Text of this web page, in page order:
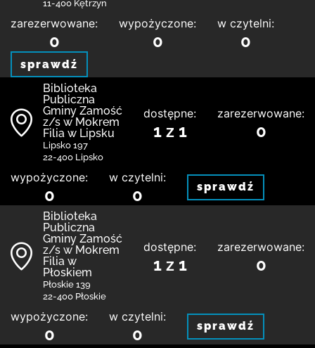
11-400 Kętrzyn
zarezerwowane:
0
wypożyczone:
0
w czytelni:
0
sprawdź
Biblio­teka
Publiczna
Gminy Zamość
z/s w Mokrem
Filia w Lipsku
Lipsko 197
22-400 Lipsko
dostępne:
1 z 1
zarezerwowane:
0
wypożyczone:
0
w czytelni:
0 sprawdź
Biblio­teka
Publiczna
Gminy Zamość
z/s w Mokrem
Filia w
Płoskiem
Płoskie 139
22-400 Płoskie
dostępne:
1 z 1
zarezerwowane:
0
wypożyczone:
0
w czytelni:
0 sprawdź